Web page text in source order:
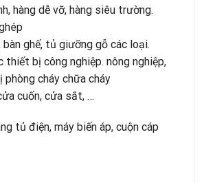
hàng dễ vỡ, hàng siêu trường.
ghế, tủ giưỡng gỗ các loại.
thiết bị công nghiệp. nông nghiệp,
cháy chữa cháy
cuốn, cửa sắt, …
tủ điện, máy biến áp, cuộn cáp